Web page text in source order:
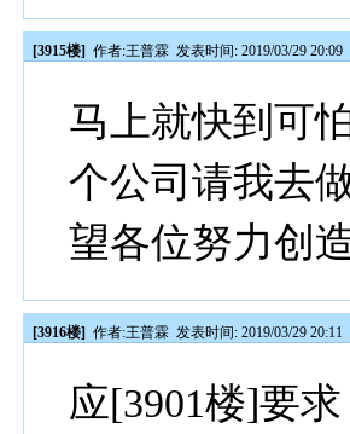
[3915楼] 作者:王普霖 发表时间: 2019/03/29 20:09
马上就快到可
个公司请我去
望各位努力创
[3916楼] 作者:王普霖 发表时间: 2019/03/29 20:11
应[3901楼]要